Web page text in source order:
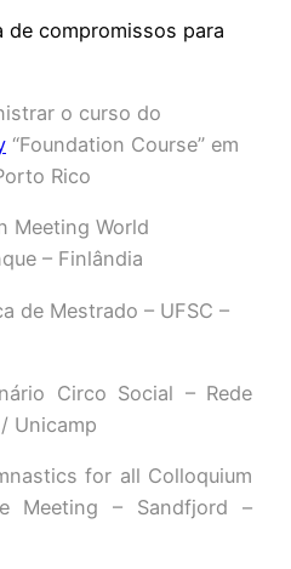
de compromissos para
o curso do
“Foundation Course” em
Rico
Meeting World
– Finlândia
de Mestrado – UFSC –
Circo Social – Rede
Unicamp
for all Colloquium
Meeting – Sandfjord –